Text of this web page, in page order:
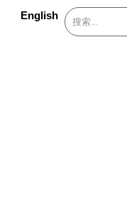
English